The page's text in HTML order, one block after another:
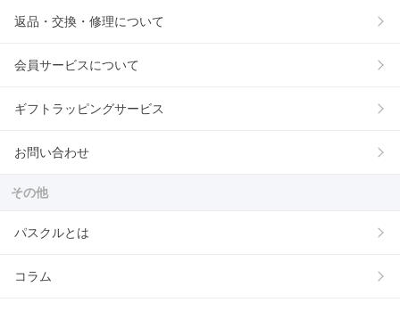
返品・交換・修理について
会員サービスについて
ギフトラッピングサービス
お問い合わせ
その他
パスクルとは
コラム